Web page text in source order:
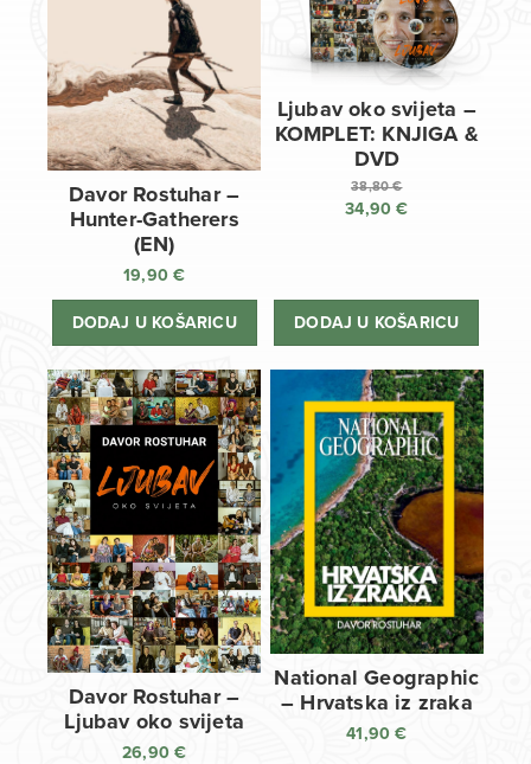
Davor Rostuhar –
Hunter-Gatherers
(EN)
19,90€
DODAJ U KOŠARICU
Ljubav oko svijeta –
KOMPLET: KNJIGA &
DVD
38,80€
Izvorna
38,80 €.
34,90€
34,90 €.
DODAJ U KOŠARICU
Davor Rostuhar –
Ljubav oko svijeta
26,90€
National Geographic
– Hrvatska iz zraka
41,90€